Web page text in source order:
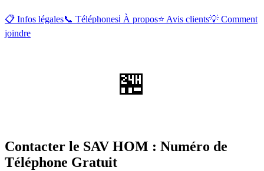
📋 Infos légales📞 Téléphonesℹ️ À propos⭐ Avis clients💡 Comment
joindre
🏪
Contacter le SAV HOM : Numéro de
Téléphone Gratuit